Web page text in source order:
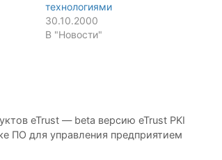
технологиями
30.10.2000
В "Новости"
eTrust — beta версию eTrust PKI
ПО для управления предприятием